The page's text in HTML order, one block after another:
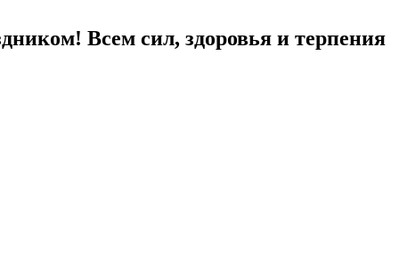
Всем сил, здоровья и терпения